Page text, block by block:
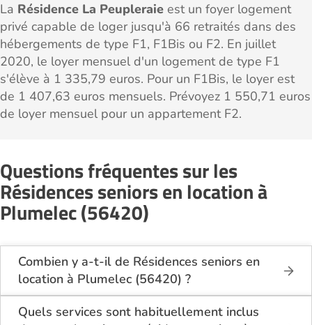
La Résidence La Peupleraie est un foyer logement
privé capable de loger jusqu'à 66 retraités dans des
hébergements de type F1, F1Bis ou F2. En juillet
2020, le loyer mensuel d'un logement de type F1
s'élève à 1 335,79 euros. Pour un F1Bis, le loyer est
de 1 407,63 euros mensuels. Prévoyez 1 550,71 euros
de loyer mensuel pour un appartement F2.
Questions fréquentes sur les
Résidences seniors en location à
Plumelec (56420)
Combien y a-t-il de Résidences seniors en
location à Plumelec (56420) ?
Sur le site Logement-seniors.com, on recense
actuellement 1 Résidences seniors en location à
Quels services sont habituellement inclus